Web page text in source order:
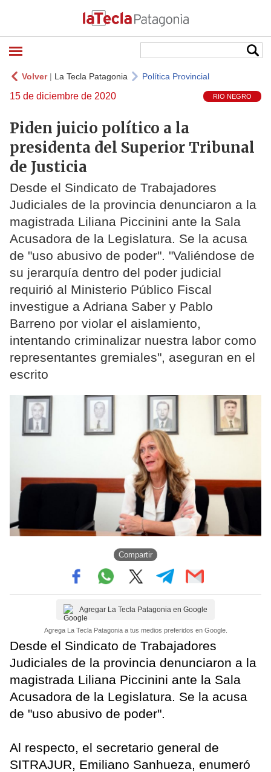
Volver| La Tecla Patagonia Política Provincial
15 de diciembre de 2020 RIO NEGRO
Piden juicio político a la
presidenta del Superior Tribunal
de Justicia
Desde el Sindicato de Trabajadores
Judiciales de la provincia denunciaron a la
magistrada Liliana Piccinini ante la Sala
Acusadora de la Legislatura. Se la acusa
de "uso abusivo de poder". "Valiéndose de
su jerarquía dentro del poder judicial
requirió al Ministerio Público Fiscal
investigue a Adriana Saber y Pablo
Barreno por violar el aislamiento,
intentando criminalizar nuestra labor como
representantes gremiales", aseguran en el
escrito
Compartir
Agregar La Tecla Patagonia en Google
Agrega La Tecla Patagonia a tus medios preferidos en Google.
Desde el Sindicato de Trabajadores
Judiciales de la provincia denunciaron a la
magistrada Liliana Piccinini ante la Sala
Acusadora de la Legislatura. Se la acusa
de "uso abusivo de poder".
Al respecto, el secretario general de
SITRAJUR, Emiliano Sanhueza, enumeró